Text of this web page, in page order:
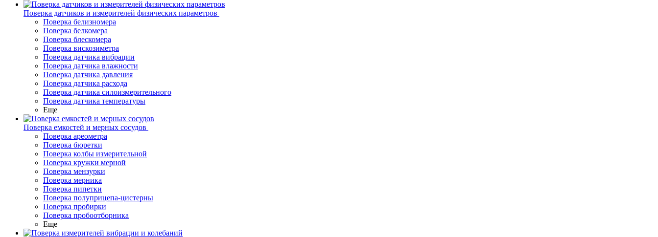
Поверка датчиков и измерителей физических параметров
Поверка белизномера
Поверка белкомера
Поверка блескомера
Поверка вискозиметра
Поверка датчика вибрации
Поверка датчика влажности
Поверка датчика давления
Поверка датчика расхода
Поверка датчика силоизмерительного
Поверка датчика температуры
Еще
Поверка емкостей и мерных сосудов
Поверка ареометра
Поверка бюретки
Поверка колбы измерительной
Поверка кружки мерной
Поверка мензурки
Поверка мерника
Поверка пипетки
Поверка полуприцепа-цистерны
Поверка пробирки
Поверка пробоотборника
Еще